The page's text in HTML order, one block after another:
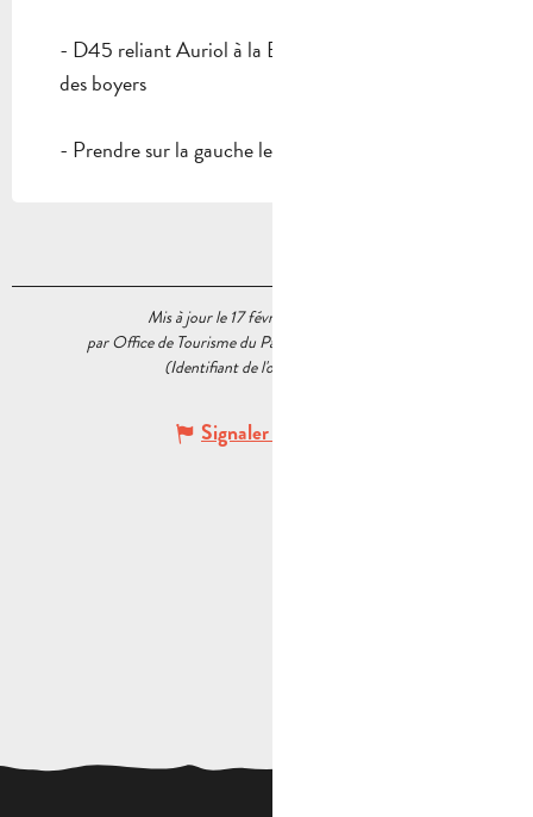
- D45 reliant Auriol à la Bouilladisse par le ch.
des boyers
- Prendre sur la gauche le chemin de la Mireille
Mis à jour le 17 février 2025 à 16:40
par Office de Tourisme du Pays d’Aubagne et de l’Étoile
(Identifiant de l'offre :
Signaler une erreur